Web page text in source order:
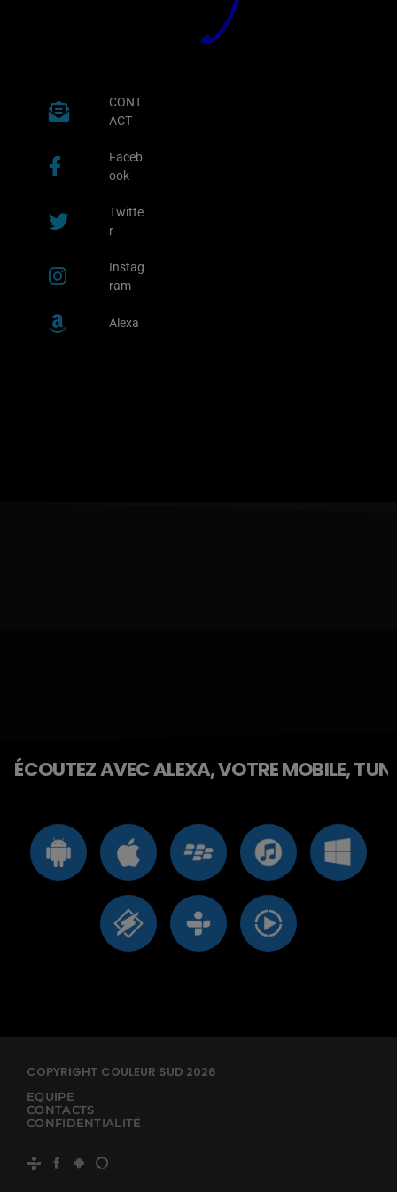
CONT
ACT
Faceb
ook
Twitte
r
Instag
ram
Alexa
ÉCOUTEZ AVEC ALEXA, VOTRE MOBILE,
COPYRIGHT COULEUR SUD 2026
EQUIPE
CONTACTS
CONFIDENTIALITÉ